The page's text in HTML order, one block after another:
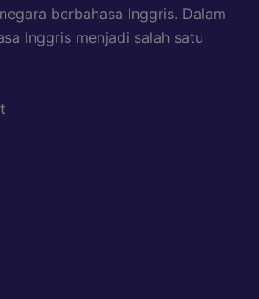
berbahasa Inggris. Dalam
Inggris menjadi salah satu